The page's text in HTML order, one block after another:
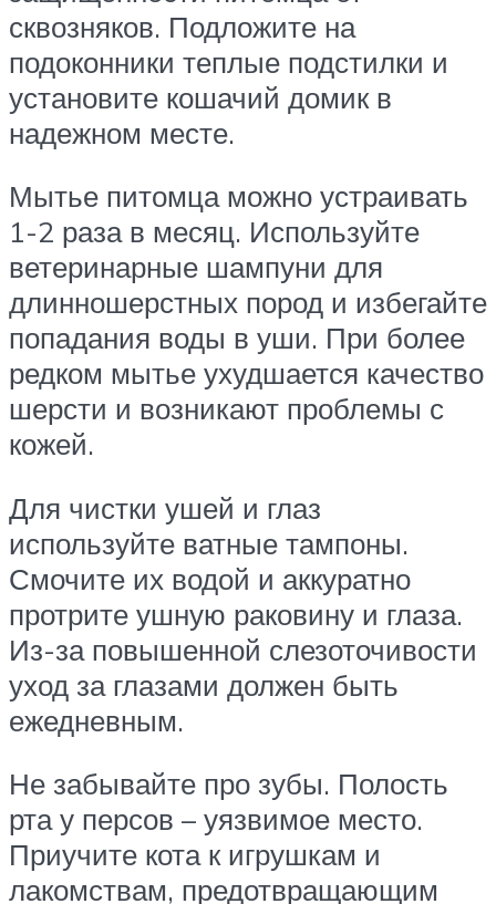
сквозняков. Подложите на
подоконники теплые подстилки и
установите кошачий домик в
надежном месте.
Мытье питомца можно устраивать
1-2 раза в месяц. Используйте
ветеринарные шампуни для
длинношерстных пород и избегайте
попадания воды в уши. При более
редком мытье ухудшается качество
шерсти и возникают проблемы с
кожей.
Для чистки ушей и глаз
используйте ватные тампоны.
Смочите их водой и аккуратно
протрите ушную раковину и глаза.
Из-за повышенной слезоточивости
уход за глазами должен быть
ежедневным.
Не забывайте про зубы. Полость
рта у персов – уязвимое место.
Приучите кота к игрушкам и
лакомствам, предотвращающим